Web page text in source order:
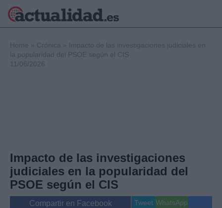
Internacional
Viajes
Gente
Musica
Home » Crónica »
Impacto de las investigaciones judiciales en
la popularidad del PSOE según el CIS
11/06/2026
Impacto de las investigaciones
judiciales en la popularidad del
PSOE según el CIS
Compartir en Facebook Tweet WhatsApp